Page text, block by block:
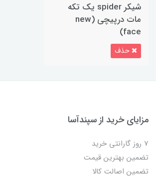
شیکر spider یک تکه
مات درپیچی (new
face)
حذف
مزایای خرید از سپندآسا
7 روز گارانتی خرید
تضمین بهترین قیمت
تضمین اصالت کالا